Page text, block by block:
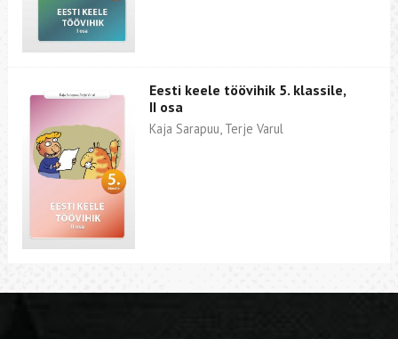
Eesti keele töövihik 5. klassile,
II osa
Kaja Sarapuu, Terje Varul